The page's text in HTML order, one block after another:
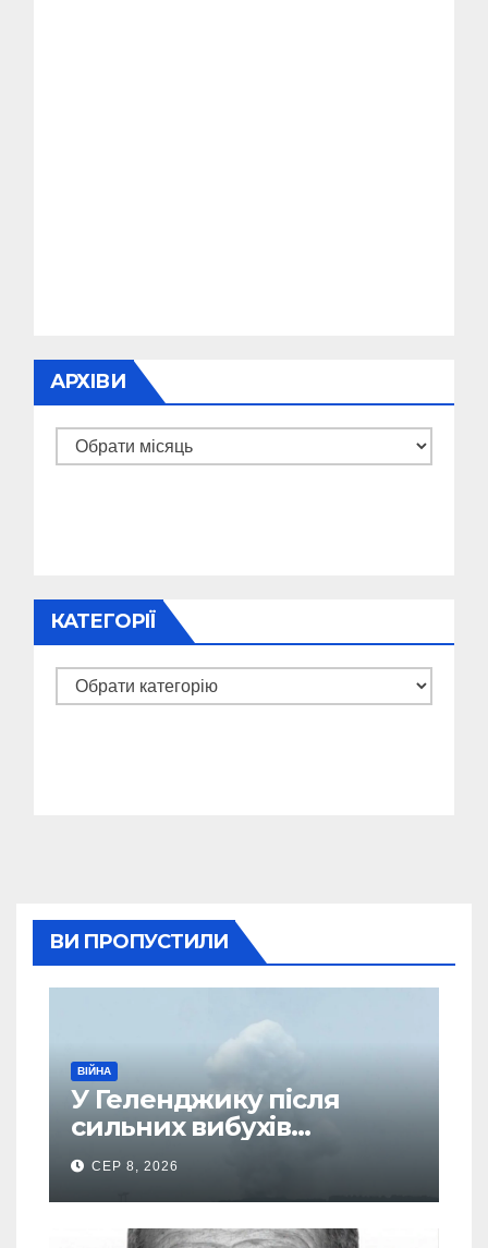
АРХІВИ
Архіви
КАТЕГОРІЇ
Категорії
ВИ ПРОПУСТИЛИ
ВІЙНА
У Геленджику після
сильних вибухів
почалася масова
евакуація
СЕР 8, 2026